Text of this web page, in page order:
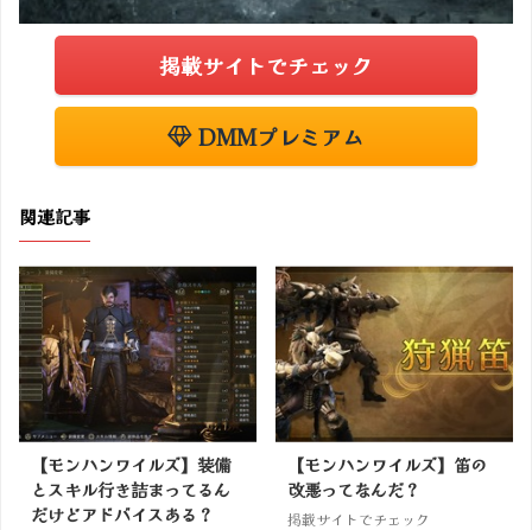
掲載サイトでチェック
DMMプレミアム
関連記事
【モンハンワイルズ】装備
とスキル行き詰まってるん
だけどアドバイスある？
【モンハンワイルズ】笛の
改悪ってなんだ？
掲載サイトでチェック